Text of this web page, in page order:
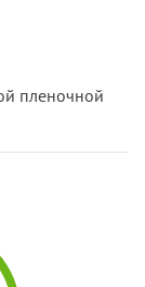
пленочной